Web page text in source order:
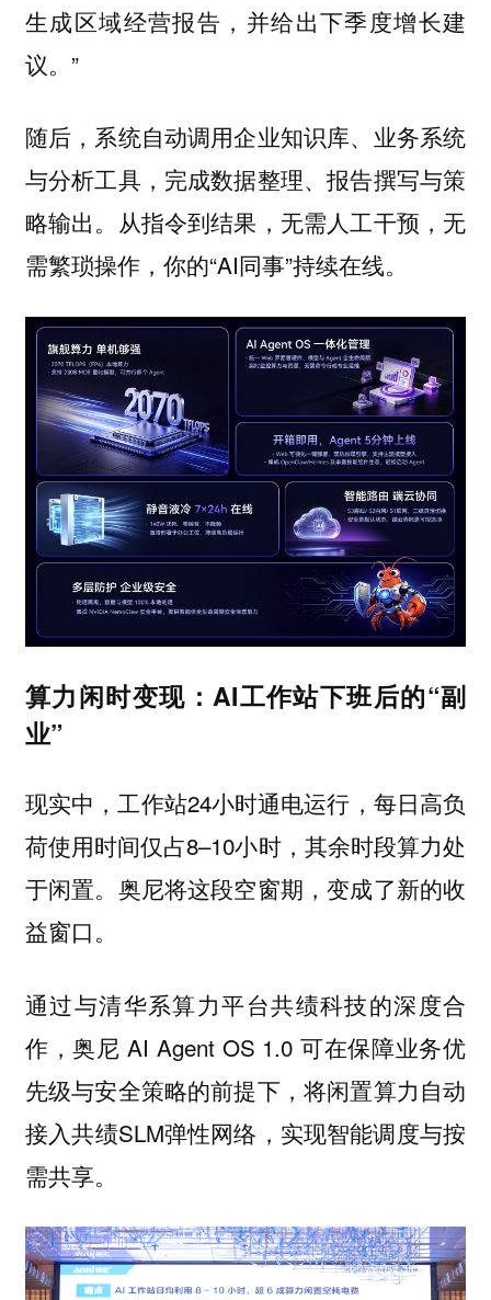
生成区域经营报告，并给出下季度增长建
议。”
随后，系统自动调用企业知识库、业务系统
与分析工具，完成数据整理、报告撰写与策
略输出。从指令到结果，无需人工干预，无
需繁琐操作，你的“AI同事”持续在线。
算力闲时变现：AI工作站下班后的“副
业”
现实中，工作站24小时通电运行，每日高负
荷使用时间仅占8–10小时，其余时段算力处
于闲置。奥尼将这段空窗期，变成了新的收
益窗口。
通过与清华系算力平台共绩科技的深度合
作，奥尼 AI Agent OS 1.0 可在保障业务优
先级与安全策略的前提下，将闲置算力自动
接入共绩SLM弹性网络，实现智能调度与按
需共享。